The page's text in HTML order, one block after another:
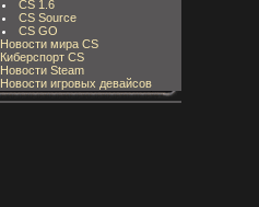
CS 1.6
CS Source
CS GO
Новости мира CS
Киберспорт CS
Новости Steam
Новости игровых девайсов